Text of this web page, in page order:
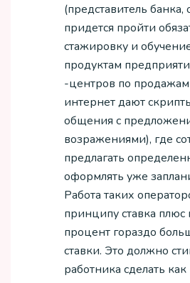
(представитель банка,
придется пройти
стажировку и
продуктам
-центров по продажам
интернет дают
общения с
возражениями), где
предлагать
оформлять уже
Работа таких
принципу ставка плюс
процент гораздо
ставки. Это должно
работника сделать